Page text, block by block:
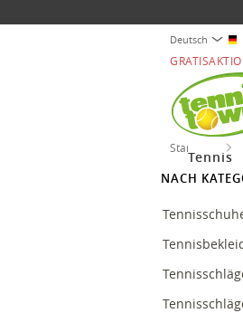
Deutsch
Tennis
Startseite
NACH